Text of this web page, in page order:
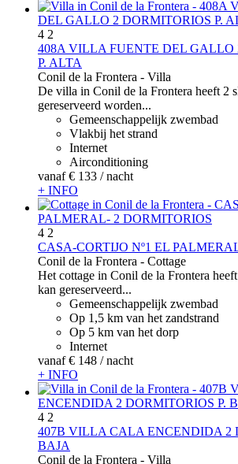
4 2
408A VILLA FUENTE DEL GALLO
P. ALTA
Conil de la Frontera - Villa
De villa in Conil de la Frontera heeft 2
gereserveerd worden...
Gemeenschappelijk zwembad
Vlakbij het strand
Internet
Airconditioning
vanaf € 133 / nacht
+ INFO
4 2
CASA-CORTIJO Nº1 EL
Conil de la Frontera - Cottage
Het cottage in Conil de la Frontera
kan gereserveerd...
Gemeenschappelijk zwembad
Op 1,5 km van het zandstrand
Op 5 km van het dorp
Internet
vanaf € 148 / nacht
+ INFO
4 2
407B VILLA CALA ENCENDIDA 2
BAJA
Conil de la Frontera - Villa